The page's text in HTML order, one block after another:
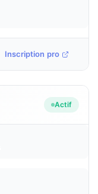
Inscription pro
Actif